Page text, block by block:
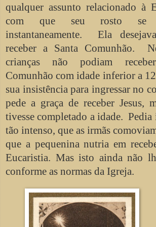
qualquer assunto relacionado à
com que seu rosto se
instantaneamente. Ela
receber a Santa Comunhão.
crianças não podiam
Comunhão com idade inferior a
sua insistência para ingressar no
pede a graça de receber Jesus,
tivesse completado a idade.
tão intenso, que as irmãs
que a pequenina nutria em
Eucaristia. Mas isto ainda não
conforme as normas da Igreja.